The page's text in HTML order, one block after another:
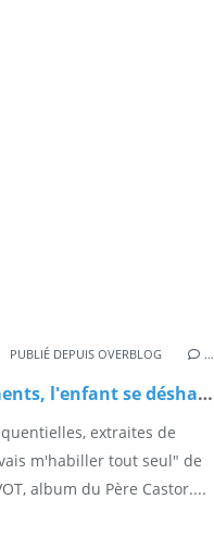
SECTION
PUBLIÉ DEPUIS OVERBLOG …
Les vêtements, l'enfant se déshabille.
extraites de
m'habiller tout seul" de
album du Père Castor....